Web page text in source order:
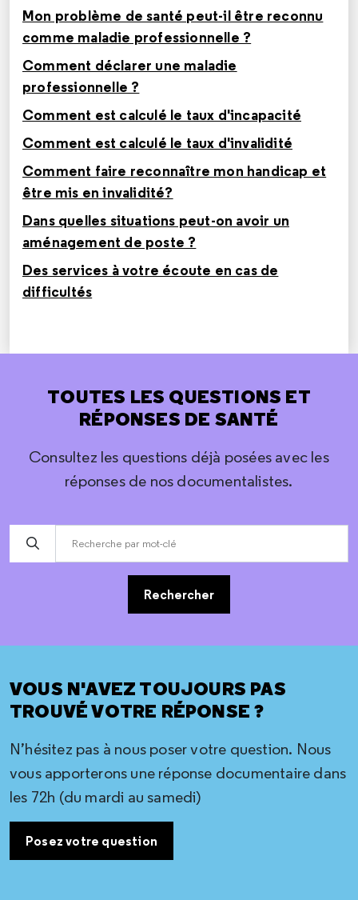
Mon problème de santé peut-il être reconnu
comme maladie professionnelle ?
Comment déclarer une maladie
professionnelle ?
Comment est calculé le taux d'incapacité
Comment est calculé le taux d'invalidité
Comment faire reconnaître mon handicap et
être mis en invalidité?
Dans quelles situations peut-on avoir un
aménagement de poste ?
Des services à votre écoute en cas de
difficultés
TOUTES LES QUESTIONS ET
RÉPONSES DE SANTÉ
Consultez les questions déjà posées avec les
réponses de nos documentalistes.
Rechercher
VOUS N'AVEZ TOUJOURS PAS
TROUVÉ VOTRE RÉPONSE ?
N’hésitez pas à nous poser votre question. Nous
vous apporterons une réponse documentaire dans
les 72h (du mardi au samedi)
Posez votre question